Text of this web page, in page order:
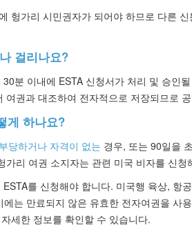
헝가리 시민권자가 되어야 하므로 다른
걸리나요?
분 이내에 ESTA 신청서가 처리 및 승인
여권과 대조하여 전자적으로 저장되므로
게 하나요?
당하거나 자격이 없는 경우, 또는 90일을
가리 여권 소지자는 관련 미국 비자를 신청
를 신청해야 합니다. 미국행 육상, 항
는 만료되지 않은 유효한 전자여권을 사
세한 정보를 확인할 수 있습니다.